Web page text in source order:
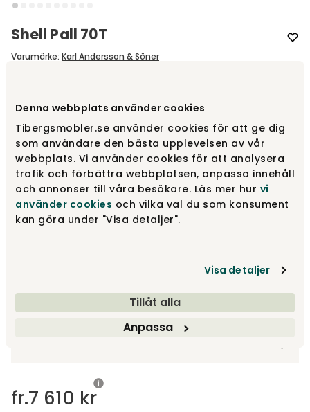
Denna webbplats använder cookies
Tibergsmobler.se använder cookies för att ge dig
som användare den bästa upplevelsen av vår
webbplats. Vi använder cookies för att analysera
trafik och förbättra webbplatsen, anpassa innehåll
och annonser till våra besökare. Läs mer hur vi
använder cookies och vilka val du som konsument
kan göra under "Visa detaljer".
Visa detaljer
Tillåt alla
Anpassa
Shell Pall 70T
Varumärke: Karl Andersson & Söner
Barpall 70T | Höjd 65 cm fr.
Pall 45T | Höjd 45 cm fr.7 100 kr
Gör dina val
fr.7 610 kr